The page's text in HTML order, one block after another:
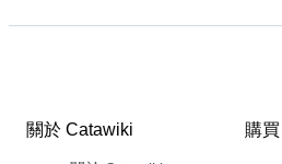
關於 Catawiki 購買